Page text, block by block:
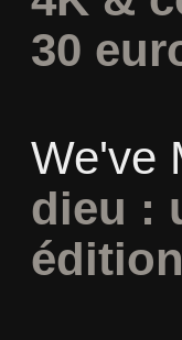
30
We've
dieu :